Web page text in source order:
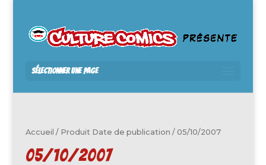
Sélectionner une page
Accueil / Produit Date de publication / 05/10/2007
05/10/2007